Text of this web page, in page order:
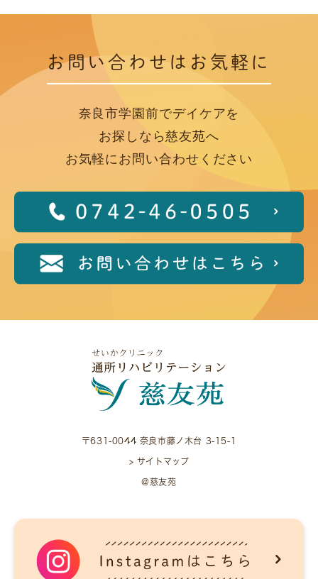
お問い合わせはお気軽に
奈良市学園前でデイケアを
お探しなら慈友苑へ
お気軽にお問い合わせください
〒631-0044 奈良市藤ノ木台 3-15-1
> サイトマップ
@慈友苑